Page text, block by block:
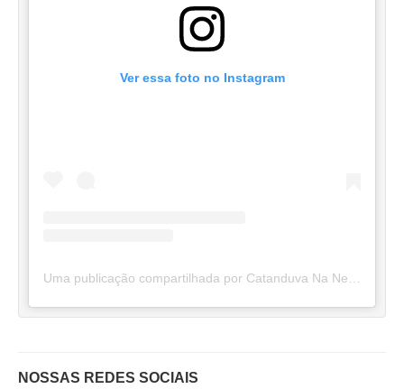
Ver essa foto no Instagram
Uma publicação compartilhada por Catanduva Na Net (@catanduvananett)
NOSSAS REDES SOCIAIS